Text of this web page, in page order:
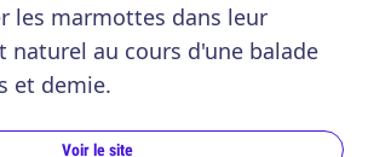
les marmottes dans leur
naturel au cours d'une balade
et demie.
Voir le site